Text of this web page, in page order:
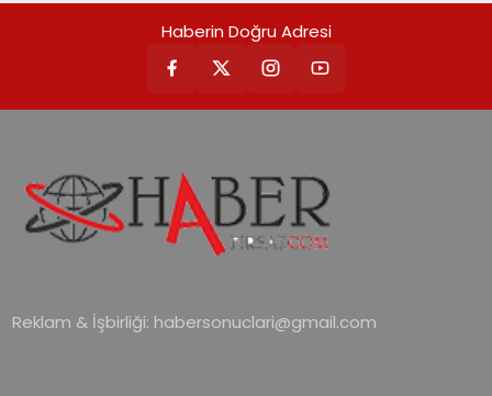
Haberin Doğru Adresi
Reklam & İşbirliği: habersonuclari@gmail.com